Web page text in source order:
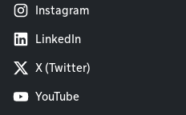
Instagram
LinkedIn
X (Twitter)
YouTube